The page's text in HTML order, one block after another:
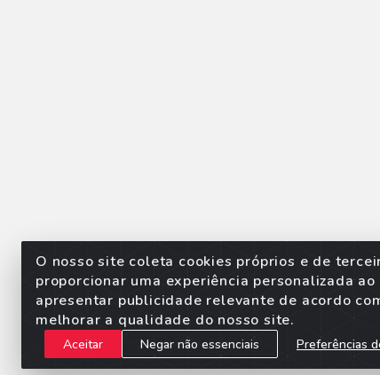
O nosso site coleta cookies próprios e de
proporcionar uma experiência personalizada ao
apresentar publicidade relevante de acordo
melhorar a qualidade do nosso site.
Aceitar Negar não essenciais Preferências
Sorpan - Rodovia dos